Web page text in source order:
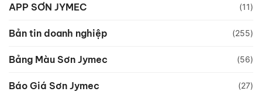
APP SƠN JYMEC (11)
Bản tin doanh nghiệp (255)
Bảng Màu Sơn Jymec (56)
Báo Giá Sơn Jymec (27)